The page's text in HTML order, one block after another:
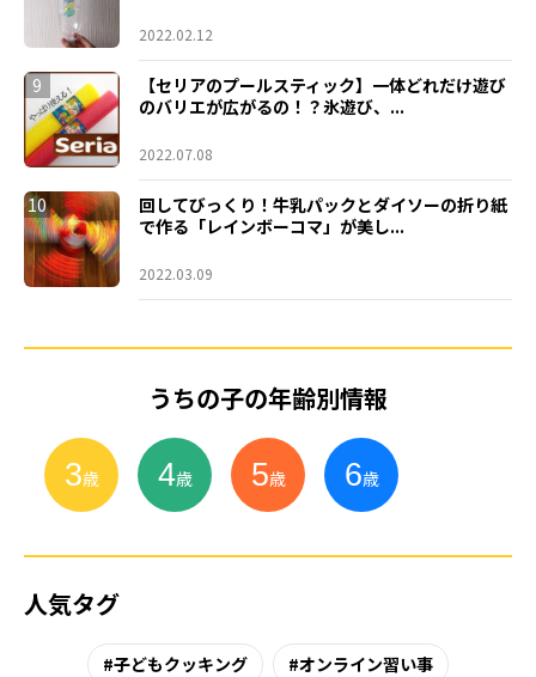
2022.02.12
9
【セリアのプールスティック】一体どれだけ遊び
のバリエが広がるの！？氷遊び、...
2022.07.08
10
回してびっくり！牛乳パックとダイソーの折り紙
で作る「レインボーコマ」が美し...
2022.03.09
うちの子の年齢別情報
3歳 4歳 5歳 6歳
人気タグ
子どもクッキング オンライン習い事